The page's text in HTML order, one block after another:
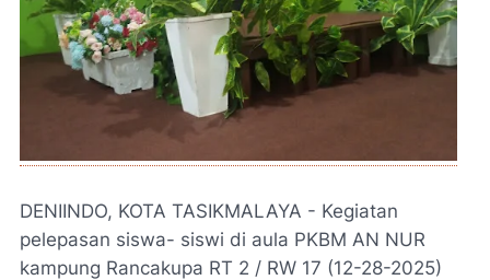
DENIINDO, KOTA TASIKMALAYA - Kegiatan
pelepasan siswa- siswi di aula PKBM AN NUR
kampung Rancakupa RT 2 / RW 17 (12-28-2025)